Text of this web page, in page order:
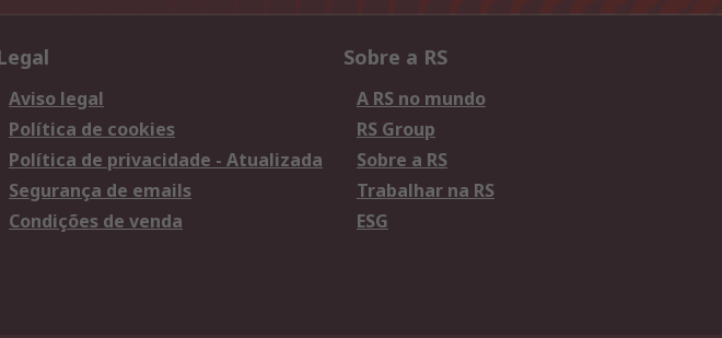
Aviso legal
Política de cookies
Política de privacidade - Atualizada
Segurança de emails
Condições de venda
Sobre a RS
A RS no mundo
RS Group
Sobre a RS
Trabalhar na RS
ESG